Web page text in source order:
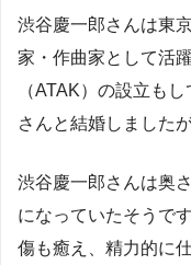
渋谷慶一郎さんは東
家・作曲家として活
（ATAK）の設立も
さんと結婚しました
渋谷慶一郎さんは奥
になっていたそうで
傷も癒え、精力的に